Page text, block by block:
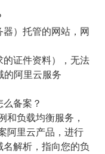
）托管的网站，网
的证件资料），无法
的阿里云服务
备案？
和负载均衡服务，
阿里云产品，进行
解析，指向您的负